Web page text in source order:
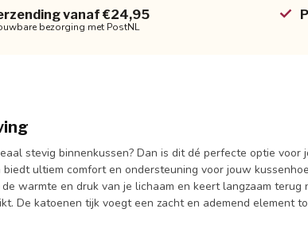
vanaf €24,95
bezorging met PostNL
stevig binnenkussen? Dan is dit dé perfecte optie voor
ultiem comfort en ondersteuning voor jouw
warmte en druk van je lichaam en keert langzaam terug
De katoenen tijk voegt een zacht en ademend element